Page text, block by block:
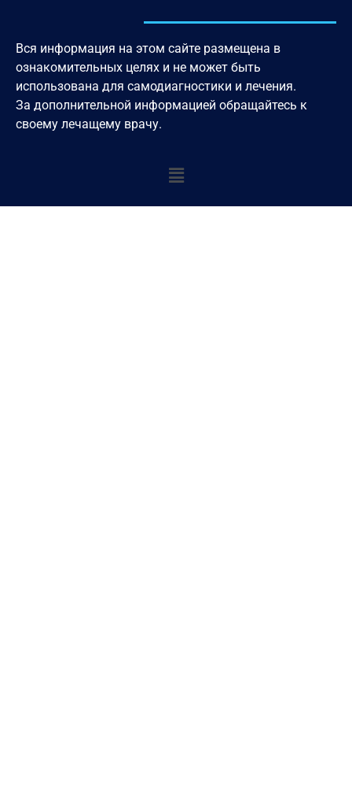
Вся информация на этом сайте размещена в
ознакомительных целях и не может быть
использована для самодиагностики и лечения.
За дополнительной информацией обращайтесь к
своему лечащему врачу.